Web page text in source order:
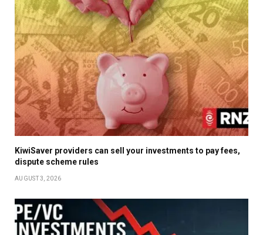
KiwiSaver providers can sell your investments to pay fees,
dispute scheme rules
AUGUST 3, 2026